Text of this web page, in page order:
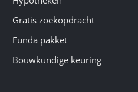
Gratis zoekopdracht
Funda pakket
Bouwkundige keuring